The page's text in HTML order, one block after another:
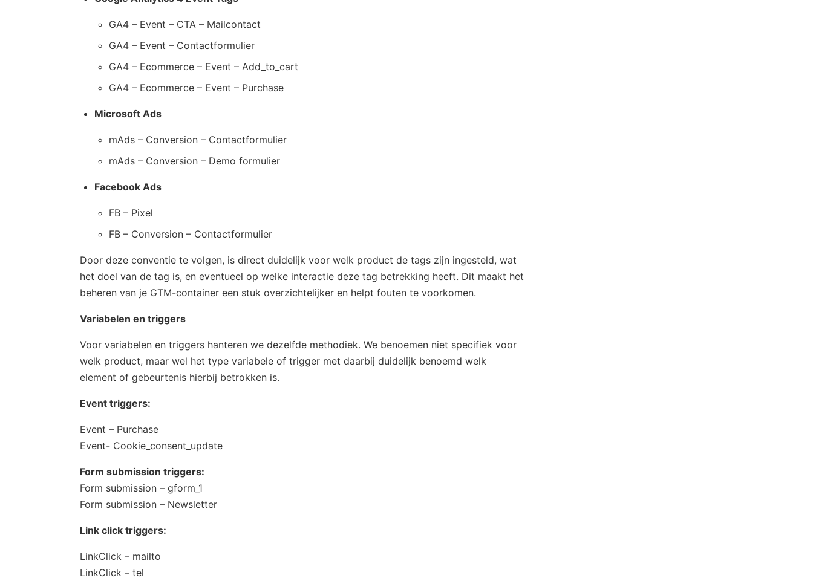
GA4 – Event – CTA – Mailcontact
GA4 – Event – Contactformulier
GA4 – Ecommerce – Event – Add_to_cart
GA4 – Ecommerce – Event – Purchase
Microsoft Ads
mAds – Conversion – Contactformulier
mAds – Conversion – Demo formulier
Facebook Ads
FB – Pixel
FB – Conversion – Contactformulier
Door deze conventie te volgen, is direct duidelijk voor welk product de tags zijn ingesteld, wat
het doel van de tag is, en eventueel op welke interactie deze tag betrekking heeft. Dit maakt het
beheren van je GTM-container een stuk overzichtelijker en helpt fouten te voorkomen.
Variabelen en triggers
Voor variabelen en triggers hanteren we dezelfde methodiek. We benoemen niet specifiek voor
welk product, maar wel het type variabele of trigger met daarbij duidelijk benoemd welk
element of gebeurtenis hierbij betrokken is.
Event triggers:
Event – Purchase
Event- Cookie_consent_update
Form submission triggers:
Form submission – gform_1
Form submission – Newsletter
Link click triggers:
LinkClick – mailto
LinkClick – tel